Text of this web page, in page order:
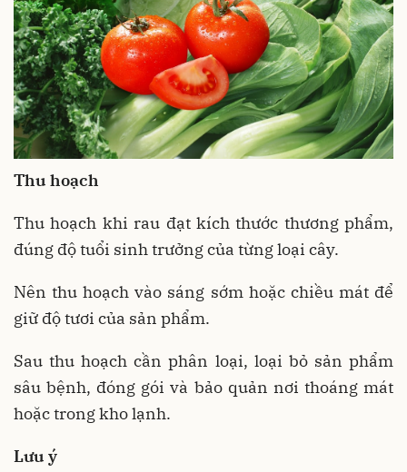
Thu hoạch
Thu hoạch khi rau đạt kích thước thương phẩm,
đúng độ tuổi sinh trưởng của từng loại cây.
Nên thu hoạch vào sáng sớm hoặc chiều mát để
giữ độ tươi của sản phẩm.
Sau thu hoạch cần phân loại, loại bỏ sản phẩm
sâu bệnh, đóng gói và bảo quản nơi thoáng mát
hoặc trong kho lạnh.
Lưu ý